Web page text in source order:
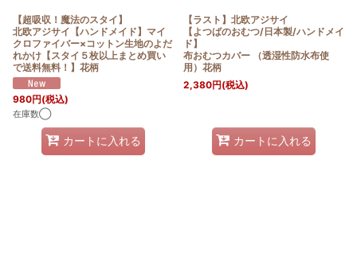
【超吸収！魔法のスタイ】
北欧アジサイ【ハンドメイド】マイ
クロファイバー×コットン生地のよだ
れかけ【スタイ５枚以上まとめ買い
で送料無料！】花柄
980円(税込)
在庫数◯
カートに入れる
【ラスト】北欧アジサイ
【よつばのおむつ/日本製/ハンドメイ
ド】
布おむつカバー （透湿性防水布使
用）花柄
2,380円(税込)
カートに入れる